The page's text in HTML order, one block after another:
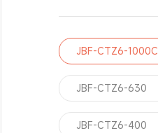
JBF-CTZ6-1000C
JBF-CTZ6-630
JBF-CTZ6-400